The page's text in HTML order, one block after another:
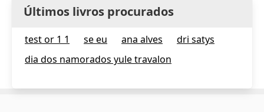
Últimos livros procurados
test or 1 1 se eu ana alves
dri satys
dia dos namorados yule travalon